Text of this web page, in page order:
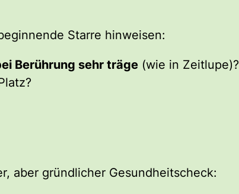
Starre hinweisen:
Berührung sehr träge (wie in Zeitlupe)?
aber gründlicher Gesundheitscheck: